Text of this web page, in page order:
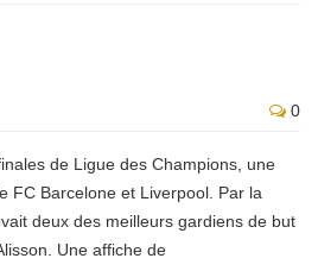
0
de Ligue des Champions, une
FC Barcelone et Liverpool. Par la
deux des meilleurs gardiens de but
Une affiche de